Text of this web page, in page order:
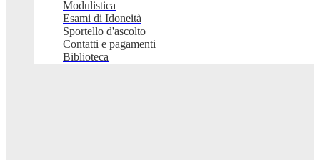
Modulistica
Esami di Idoneità
Sportello d'ascolto
Contatti e pagamenti
Biblioteca